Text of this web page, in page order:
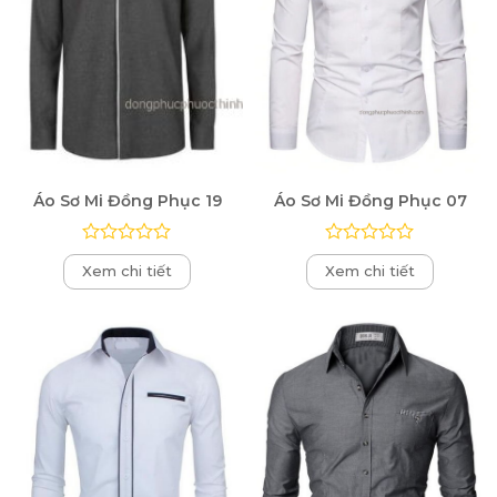
Áo Sơ Mi Đồng Phục 19
Được
xếp
hạng
sao
Xem chi tiết
Áo Sơ Mi Đồng Phục 07
Được
xếp
hạng
sao
Xem chi tiết